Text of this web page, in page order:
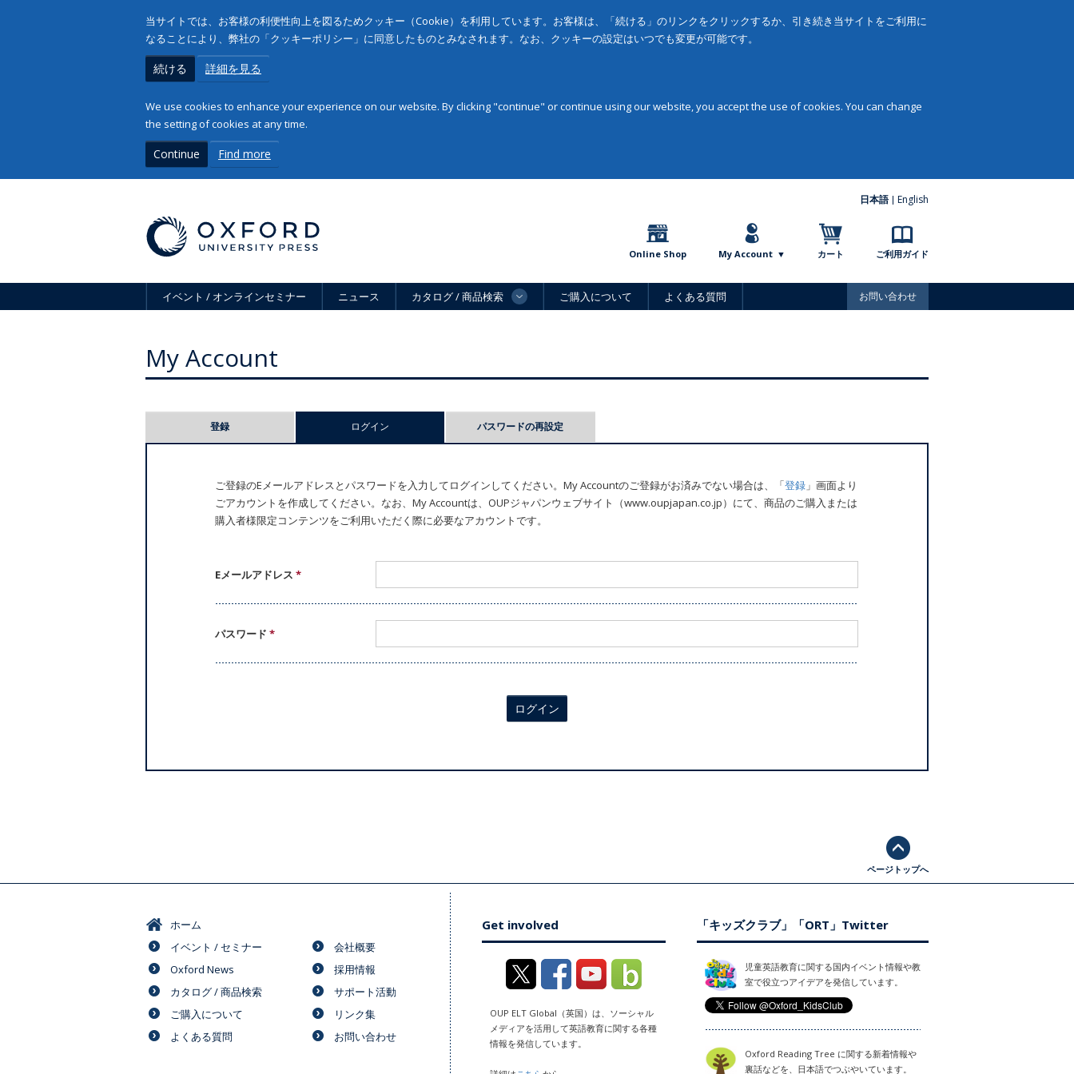
当サイトでは、お客様の利便性向上を図るためクッキー（Cookie）を利用しています。お客様は、「続ける」のリンクをクリックするか、引き続き当サイトをご利用に
なることにより、弊社の「クッキーポリシー」に同意したものとみなされます。なお、クッキーの設定はいつでも変更が可能です。
続ける 詳細を見る
We use cookies to enhance your experience on our website. By clicking "continue" or continue using our website, you accept the use of cookies. You can change
the setting of cookies at any time.
Continue Find more
日本語 English
Online Shop My Account カート ご利用ガイド
イベント / オンラインセミナー ニュース カタログ / 商品検索 ご購入について よくある質問 お問い合わせ
My Account
登録 ログイン パスワードの再設定
ご登録のEメールアドレスとパスワードを入力してログインしてください。My Accountのご登録がお済みでない場合は、「登録 」画面より
ごアカウントを作成してください。なお、My Accountは、OUPジャパンウェブサイト（www.oupjapan.co.jp）にて、商品のご購入または
購入者様限定コンテンツをご利用いただく際に必要なアカウントです。
Eメールアドレス*
パスワード*
ログイン
ページトップへ
ホーム
イベント / セミナー
Oxford News
カタログ / 商品検索
ご購入について
よくある質問
会社概要
採用情報
サポート活動
リンク集
お問い合わせ
Get involved
OUP ELT Global（英国）は、ソーシャル
メディアを活用して英語教育に関する各種
情報を発信しています。
「キッズクラブ」「ORT」Twitter
児童英語教育に関する国内イベント情報や教
室で役立つアイデアを発信しています。
Oxford Reading Tree に関する新着情報や
裏話などを、日本語でつぶやいています。